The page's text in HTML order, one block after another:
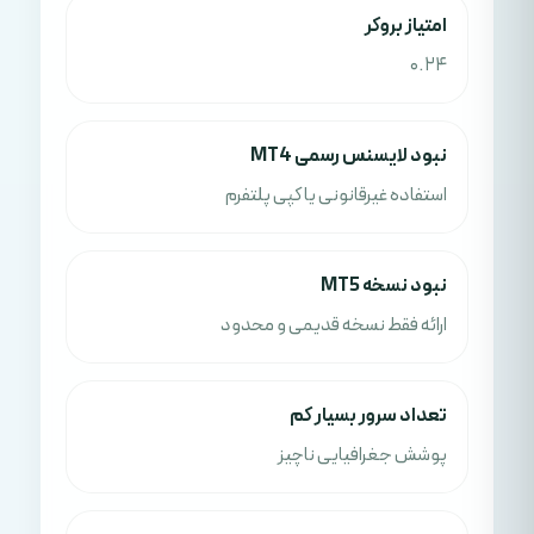
امتياز بروکر
0.24
نبود لایسنس رسمی MT4
استفاده غیرقانونی یا کپی پلتفرم
نبود نسخه MT5
ارائه فقط نسخه قدیمی و محدود
تعداد سرور بسیار کم
پوشش جغرافیایی ناچیز